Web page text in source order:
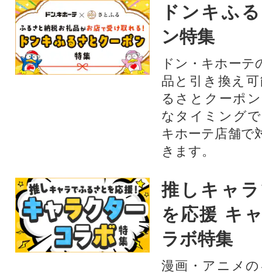
ドンキふ
ン特集
ドン・キホーテ
品と引き換え
るさとクーポ
なタイミング
キホーテ店舗で
きます。
推しキャ
を応援 キ
ラボ特集
漫画・アニメ